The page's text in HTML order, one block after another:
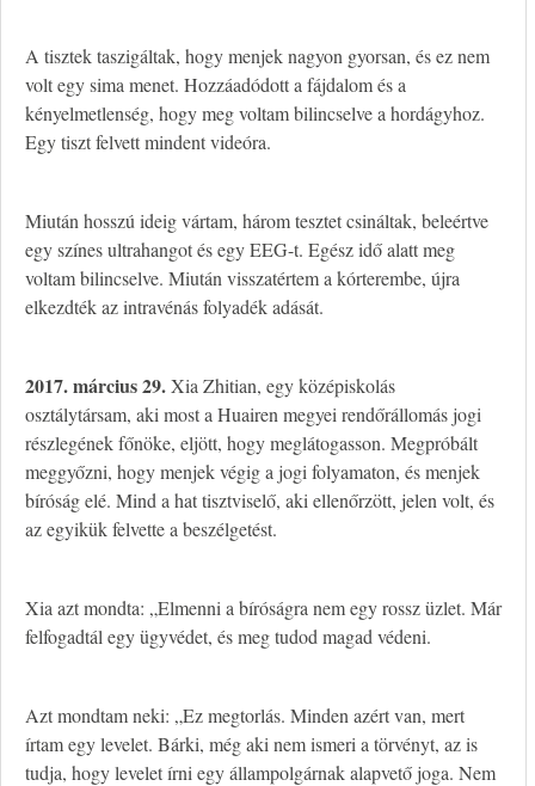
A tisztek taszigáltak, hogy menjek nagyon gyorsan, és ez nem
volt egy sima menet. Hozzáadódott a fájdalom és a
kényelmetlenség, hogy meg voltam bilincselve a hordágyhoz.
Egy tiszt felvett mindent videóra.
Miután hosszú ideig vártam, három tesztet csináltak, beleértve
egy színes ultrahangot és egy EEG-t. Egész idő alatt meg
voltam bilincselve. Miután visszatértem a kórterembe, újra
elkezdték az intravénás folyadék adását.
2017. március 29.Xia Zhitian, egy középiskolás
osztálytársam, aki most a Huairen megyei rendőrállomás jogi
részlegének főnöke, eljött, hogy meglátogasson. Megpróbált
meggyőzni, hogy menjek végig a jogi folyamaton, és menjek
bíróság elé. Mind a hat tisztviselő, aki ellenőrzött, jelen volt, és
az egyikük felvette a beszélgetést.
Xia azt mondta: „Elmenni a bíróságra nem egy rossz üzlet. Már
felfogadtál egy ügyvédet, és meg tudod magad védeni.
Azt mondtam neki: „Ez megtorlás. Minden azért van, mert
írtam egy levelet. Bárki, még aki nem ismeri a törvényt, az is
tudja, hogy levelet írni egy állampolgárnak alapvető joga. Nem